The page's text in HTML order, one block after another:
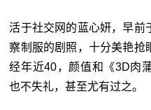
活于社交网的蓝心妍，早前
察制服的剧照，十分美艳抢
经年近40，颜值和《3D肉
也不失礼，甚至尤有过之。